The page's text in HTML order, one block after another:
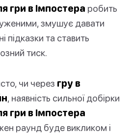
гри в Імпостера робить
змушує давати
підказки та ставить
тиск.
чи через гру в
, наявність сильної добірки
гри в Імпостера
раунд буде викликом і